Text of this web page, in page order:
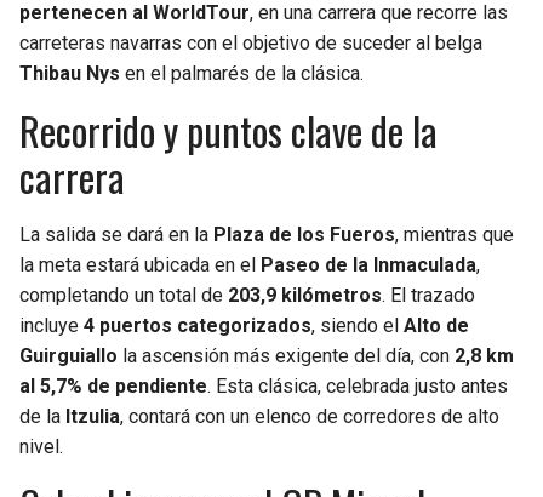
VIKINGS
FALCONS
BUCCANEERS
THUNDER
TRAIL BLAZERS
pertenecen al WorldTour, en una carrera que recorre las
carreteras navarras con el objetivo de suceder al belga
Thibau Nys en el palmarés de la clásica.
Recorrido y puntos clave de la
carrera
La salida se dará en la Plaza de los Fueros, mientras que
la meta estará ubicada en el Paseo de la Inmaculada,
completando un total de 203,9 kilómetros. El trazado
incluye 4 puertos categorizados, siendo el Alto de
Guirguiallo la ascensión más exigente del día, con 2,8 km
al 5,7% de pendiente. Esta clásica, celebrada justo antes
de la Itzulia, contará con un elenco de corredores de alto
nivel.